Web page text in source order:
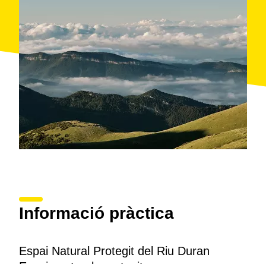
Informació pràctica
Espai Natural Protegit del Riu Duran